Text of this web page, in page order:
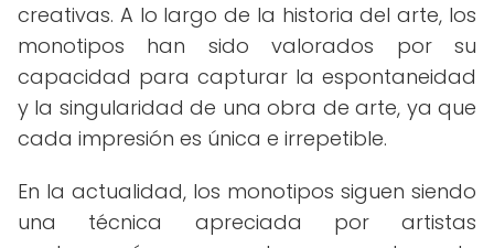
creativas. A lo largo de la historia del arte, los
monotipos han sido valorados por su
capacidad para capturar la espontaneidad
y la singularidad de una obra de arte, ya que
cada impresión es única e irrepetible.
En la actualidad, los monotipos siguen siendo
una técnica apreciada por artistas